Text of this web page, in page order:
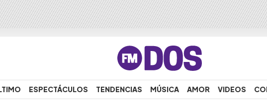
ESPECTÁCULOS TENDENCIAS MÚSICA AMOR VIDEOS